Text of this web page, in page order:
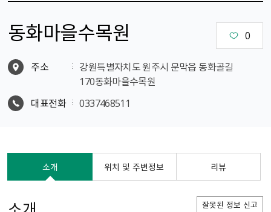
동화마을수목원 0
주소
강원특별자치도 원주시 문막읍 동화골길
170동화마을수목원
대표전화
0337468511
소개 위치 및 주변정보 리뷰
잘못된 정보 신고